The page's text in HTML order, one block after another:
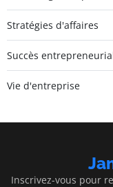
Stratégies d'affaires
Succès
Vie d'entreprise
Inscrivez-vous pour